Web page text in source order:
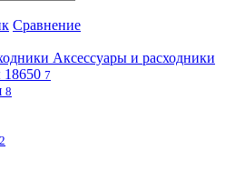
Сравнение
Аксессуары и расходники
18650 7
8
2